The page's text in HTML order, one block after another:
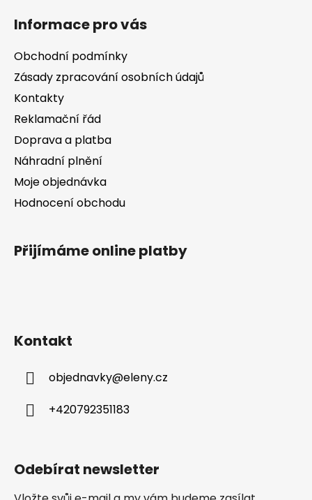
Informace pro vás
Obchodní podmínky
Zásady zpracování osobních údajů
Kontakty
Reklamační řád
Doprava a platba
Náhradní plnění
Moje objednávka
Hodnocení obchodu
Přijímáme online platby
Kontakt
objednavky@eleny.cz
+420792351183
Odebírat newsletter